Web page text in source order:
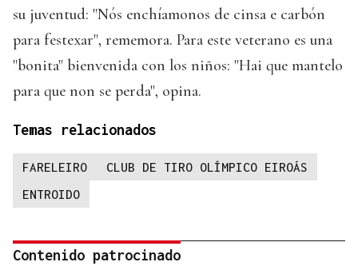
su juventud: "Nós enchíamonos de cinsa e carbón
para festexar", rememora. Para este veterano es una
"bonita" bienvenida con los niños: "Hai que mantelo
para que non se perda", opina.
Temas relacionados
FARELEIRO
CLUB DE TIRO OLÍMPICO EIROÁS
ENTROIDO
Contenido patrocinado